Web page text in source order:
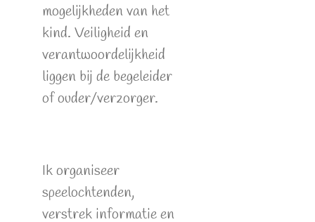
mogelijkheden van het
kind. Veiligheid en
verantwoordelijkheid
liggen bij de begeleider
of ouder/verzorger.
Ik organiseer
speelochtenden,
verstrek informatie en